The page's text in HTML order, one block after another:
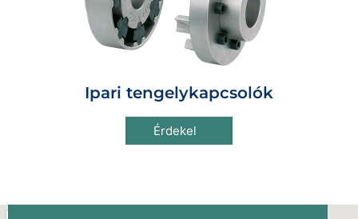
Ipari tengelykapcsolók
Érdekel